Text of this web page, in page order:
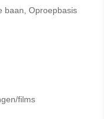
baan, Oproepbasis
films